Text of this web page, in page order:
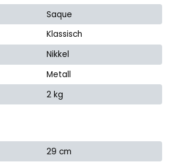
Saque
Klassisch
Nikkel
Metall
2 kg
29 cm